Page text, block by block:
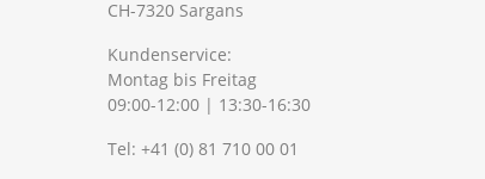
CH-7320 Sargans
Kundenservice:
Montag bis Freitag
09:00-12:00 | 13:30-16:30
Tel: +41 (0) 81 710 00 01